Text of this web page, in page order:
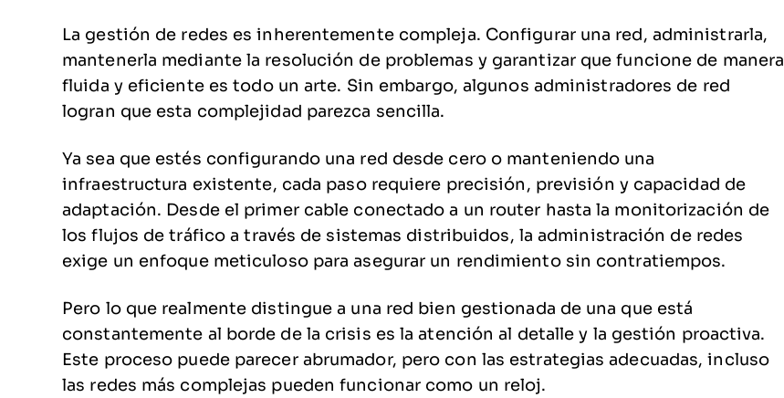
La gestión de redes es inherentemente compleja. Configurar una red, administrarla,
mantenerla mediante la resolución de problemas y garantizar que funcione de manera
fluida y eficiente es todo un arte. Sin embargo, algunos administradores de red
logran que esta complejidad parezca sencilla.
Ya sea que estés configurando una red desde cero o manteniendo una
infraestructura existente, cada paso requiere precisión, previsión y capacidad de
adaptación. Desde el primer cable conectado a un router hasta la monitorización de
los flujos de tráfico a través de sistemas distribuidos, la administración de redes
exige un enfoque meticuloso para asegurar un rendimiento sin contratiempos.
Pero lo que realmente distingue a una red bien gestionada de una que está
constantemente al borde de la crisis es la atención al detalle y la gestión proactiva.
Este proceso puede parecer abrumador, pero con las estrategias adecuadas, incluso
las redes más complejas pueden funcionar como un reloj.